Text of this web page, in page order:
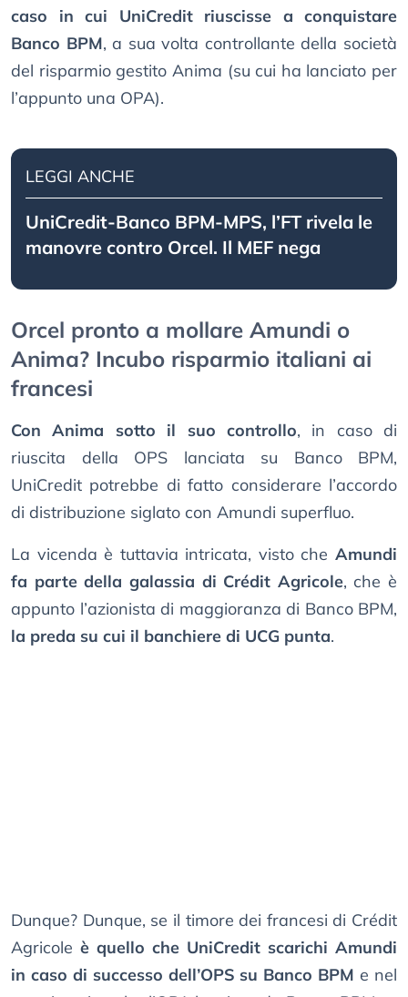
caso in cui UniCredit riuscisse a conquistare
Banco BPM, a sua volta controllante della società
del risparmio gestito Anima (su cui ha lanciato per
l’appunto una OPA).
LEGGI ANCHE
UniCredit-Banco BPM-MPS, l’FT rivela le
manovre contro Orcel. Il MEF nega
Orcel pronto a mollare Amundi o
Anima? Incubo risparmio italiani ai
francesi
Con Anima sotto il suo controllo, in caso di
riuscita della OPS lanciata su Banco BPM,
UniCredit potrebbe di fatto considerare l’accordo
di distribuzione siglato con Amundi superfluo.
La vicenda è tuttavia intricata, visto che Amundi
fa parte della galassia di Crédit Agricole, che è
appunto l’azionista di maggioranza di Banco BPM,
la preda su cui il banchiere di UCG punta.
Dunque? Dunque, se il timore dei francesi di Crédit
Agricole è quello che UniCredit scarichi Amundi
in caso di successo dell’OPS su Banco BPM e nel